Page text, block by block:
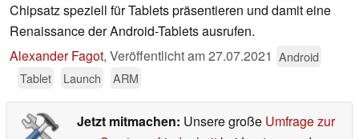
Chipsatz speziell für Tablets präsentieren und damit eine
Renaissance der Android-Tablets ausrufen.
Alexander Fagot, Veröffentlicht am27.07.2021 Android
Tablet
Launch ARM
Jetzt mitmachen: Unsere große Umfrage zur